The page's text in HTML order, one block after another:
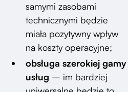
samymi zasobami
technicznymi będzie
miała pozytywny wpływ
na koszty operacyjne;
obsługa szerokiej gamy
usług – im bardziej